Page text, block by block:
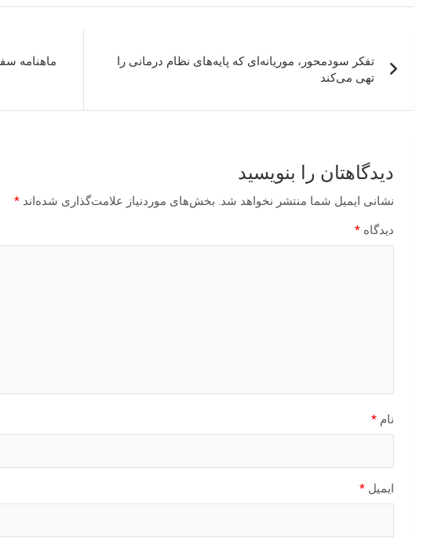
نوشته
تفکر سودمحور، موریانه‌ای که پایه‌های نظام درمانی را
تهی می‌کند
ماهنامه
دیدگاهتان را بنویسید
نشانی ایمیل شما منتشر نخواهد شد. بخش‌های موردنیاز علامت‌گذاری شده‌اند *
دیدگاه *
نام *
ایمیل *